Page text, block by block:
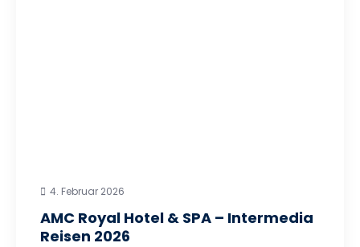
4. Februar 2026
AMC Royal Hotel & SPA – Intermedia
Reisen 2026